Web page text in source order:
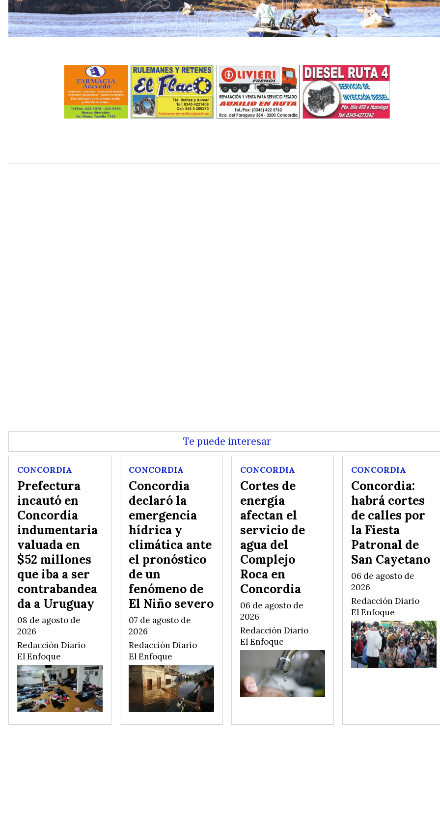
Te puede interesar
Prefectura
incautó en
Concordia
indumentaria
valuada en
$52 millones
que iba a ser
contrabandea
da a Uruguay
Redacción Diario
El Enfoque
CONCORDIA
08 de agosto de
2026
Concordia
declaró la
emergencia
hídrica y
climática ante
el pronóstico
de un
fenómeno de
El Niño severo
Redacción Diario
El Enfoque
CONCORDIA
07 de agosto de
2026
Cortes de
energía
afectan el
servicio de
agua del
Complejo
Roca en
Concordia
Redacción Diario
El Enfoque
CONCORDIA
06 de agosto de
2026
Concordia:
habrá cortes
de calles por
la Fiesta
Patronal de
San Cayetano
Redacción Diario
El Enfoque
CONCORDIA
06 de agosto de
2026